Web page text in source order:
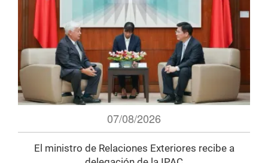
07/08/2026
El ministro de Relaciones Exteriores recibe a